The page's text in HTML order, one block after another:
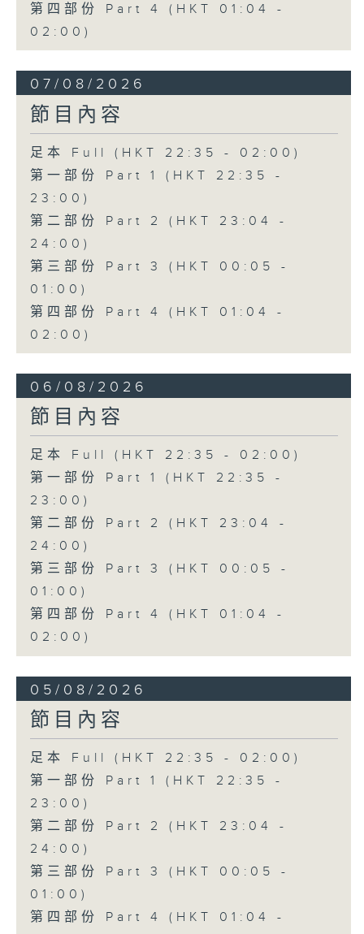
第四部份 Part 4 (HKT 01:04 -
02:00)
07/08/2026
節目內容
足本 Full (HKT 22:35 - 02:00)
第一部份 Part 1 (HKT 22:35 -
23:00)
第二部份 Part 2 (HKT 23:04 -
24:00)
第三部份 Part 3 (HKT 00:05 -
01:00)
第四部份 Part 4 (HKT 01:04 -
02:00)
06/08/2026
節目內容
足本 Full (HKT 22:35 - 02:00)
第一部份 Part 1 (HKT 22:35 -
23:00)
第二部份 Part 2 (HKT 23:04 -
24:00)
第三部份 Part 3 (HKT 00:05 -
01:00)
第四部份 Part 4 (HKT 01:04 -
02:00)
05/08/2026
節目內容
足本 Full (HKT 22:35 - 02:00)
第一部份 Part 1 (HKT 22:35 -
23:00)
第二部份 Part 2 (HKT 23:04 -
24:00)
第三部份 Part 3 (HKT 00:05 -
01:00)
第四部份 Part 4 (HKT 01:04 -